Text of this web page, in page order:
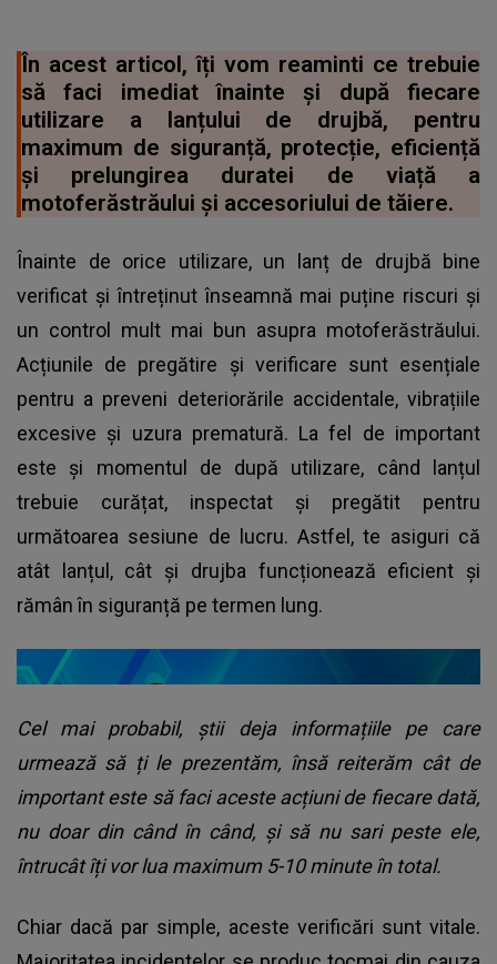
În acest articol, îți vom reaminti ce trebuie
să faci imediat înainte și după fiecare
utilizare a lanțului de drujbă, pentru
maximum de siguranță, protecție, eficiență
și prelungirea duratei de viață a
motoferăstrăului și accesoriului de tăiere.
Înainte de orice utilizare, un lanț de drujbă bine
verificat și întreținut înseamnă mai puține riscuri și
un control mult mai bun asupra motoferăstrăului.
Acțiunile de pregătire și verificare sunt esențiale
pentru a preveni deteriorările accidentale, vibrațiile
excesive și uzura prematură. La fel de important
este și momentul de după utilizare, când lanțul
trebuie curățat, inspectat și pregătit pentru
următoarea sesiune de lucru. Astfel, te asiguri că
atât lanțul, cât și drujba funcționează eficient și
rămân în siguranță pe termen lung.
Cel mai probabil, știi deja informațiile pe care
urmează să ți le prezentăm, însă reiterăm cât de
important este să faci aceste acțiuni de fiecare dată,
nu doar din când în când, și să nu sari peste ele,
întrucât îți vor lua maximum 5-10 minute în total.
Chiar dacă par simple, aceste verificări sunt vitale.